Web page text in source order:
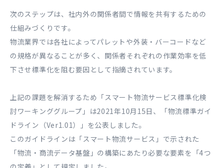
次のステップは、社内外の関係者間で情報を共有するための
仕組みづくりです。
物流業界では各社によってパレットや外装・バーコードなど
の規格が異なることが多く、関係者それぞれの作業効率を低
下させ標準化を阻む要因として指摘されています。
上記の課題を解消するため「スマート物流サービス標準化検
討ワーキンググループ」は2021年10月15日、「物流標準ガイ
ドライン（Ver1.01）」を公表しました。
このガイドラインは「スマート物流サービス」で示された
「物流・商流データ基盤」の構築にあたり必要な要素を「4つ